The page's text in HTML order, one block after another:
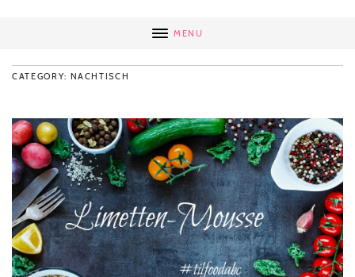
MENU
CATEGORY: NACHTISCH